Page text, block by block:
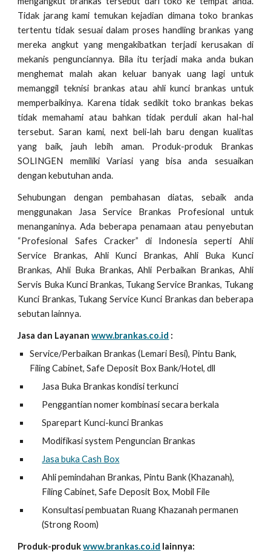
Tidak jarang kami temukan kejadian dimana toko brankas
tertentu tidak sesuai dalam proses handling brankas yang
mereka angkut yang mengakibatkan terjadi kerusakan di
mekanis pengunciannya. Bila itu terjadi maka anda bukan
menghemat malah akan keluar banyak uang lagi untuk
memanggil teknisi brankas atau ahli kunci brankas untuk
memperbaikinya. Karena tidak sedikit toko brankas bekas
tidak memahami atau bahkan tidak perduli akan hal-hal
tersebut. Saran kami, next beli-lah baru dengan kualitas
yang baik, jauh lebih aman. Produk-produk Brankas
SOLINGEN memiliki Variasi yang bisa anda sesuaikan
dengan kebutuhan anda.
Sehubungan dengan pembahasan diatas, sebaik anda
menggunakan Jasa Service Brankas Profesional untuk
menanganinya. Ada beberapa penamaan atau penyebutan
“Profesional Safes Cracker” di Indonesia seperti Ahli
Service Brankas, Ahli Kunci Brankas, Ahli Buka Kunci
Brankas, Ahli Buka Brankas, Ahli Perbaikan Brankas, Ahli
Servis Buka Kunci Brankas, Tukang Service Brankas, Tukang
Kunci Brankas, Tukang Service Kunci Brankas dan beberapa
sebutan lainnya.
Jasa dan Layananwww.brankas.co.id :
Service/Perbaikan Brankas (Lemari Besi), Pintu Bank,
Filing Cabinet, Safe Deposit Box Bank/Hotel, dll
Jasa Buka Brankas kondisi terkunci
Penggantian nomer kombinasi secara berkala
Sparepart Kunci-kunci Brankas
Modifikasi system Penguncian Brankas
Jasa buka Cash Box
Ahli pemindahan Brankas, Pintu Bank (Khazanah),
Filing Cabinet, Safe Deposit Box, Mobil File
Konsultasi pembuatan Ruang Khazanah permanen
(Strong Room)
Produk-produkwww.brankas.co.id lainnya: